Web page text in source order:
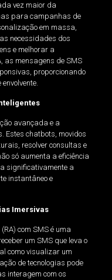
vez maior da
para campanhas de
em massa,
necessidades dos
e melhorar a
as mensagens de SMS
proporcionando
avançada e a
Estes chatbots, movidos
resolver consultas e
só aumenta a eficiência
significativamente a
instantâneo e
Imersivas
com SMS é uma
um SMS que leva o
como visualizar um
de tecnologias pode
interagem com os